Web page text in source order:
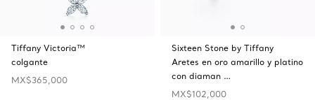
Tiffany Victoria™
colgante
MX$365,000
Sixteen Stone by Tiffany
Aretes en oro amarillo y platino
con diaman …
MX$102,000